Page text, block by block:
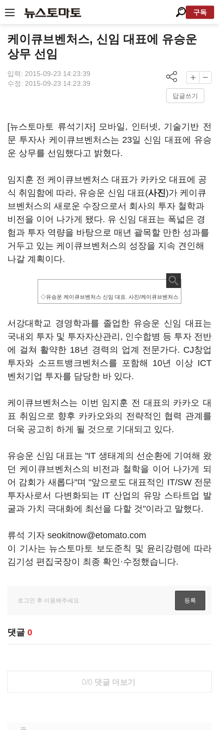
구독
케이큐브벤처스, 신임 대표에 유승운
상무 선임
입력: 2015-09-23 14:23:39
수정: 2015-09-23 14:23:39
답글쓰기
[뉴스토마토 류석기자] 모바일, 인터넷, 기술기반 전
문 투자사 케이큐브벤처스는 23일 신임 대표에 유승
운 상무를 선임했다고 밝혔다.
임지훈 전 케이큐브벤처스 대표가 카카오 대표에 공
식 취임함에 따라, 유승운 신임 대표(사진)가 케이큐
브벤처스의 새로운 수장으로서 회사의 투자 철학과
비전을 이어 나가게 됐다. 유 신임 대표는 폭넓은 경
험과 투자 역량을 바탕으로 매년 괄목할 만한 성과를
거두고 있는 케이큐브벤처스의 성장을 지속 견인해
나갈 계획이다.
◇유승운 케이큐브벤처스 신임 대표. 사진/케이큐브벤처스
서강대학교 경영학과를 졸업한 유승운 신임 대표는
국내외 투자 및 투자자산관리, 인수합병 등 투자 전반
에 걸쳐 활약한 18년 경력의 업계 전문가다. CJ창업
투자와 소프트뱅크벤처스를 포함해 10년 이상 ICT
벤처기업 투자를 담당한 바 있다.
케이큐브벤처스는 이번 임지훈 전 대표의 카카오 대
표 취임으로 향후 카카오와의 전략적인 협력 관계를
더욱 공고히 하게 될 것으로 기대되고 있다.
유승운 신임 대표는 "IT 생태계의 선순환에 기여해 왔
던 케이큐브벤처스의 비전과 철학을 이어 나가게 되
어 감회가 새롭다"며 "앞으로도 대표적인 IT/SW 전문
투자사로서 다변화되는 IT 산업의 유망 스타트업 발
굴과 가치 극대화에 최선을 다할 것"이라고 말했다.
류석 기자 seokitnow@etomato.com
이 기사는 뉴스토마토 보도준칙 및 윤리강령에 따라
김기성 편집국장이 최종 확인·수정했습니다.
댓글 0
0/0 댓글 더보기